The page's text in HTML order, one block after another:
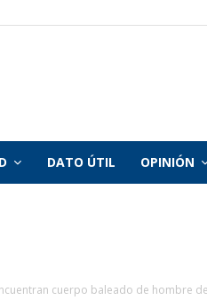
DATO ÚTIL OPINIÓN
cuerpo baleado de hombre